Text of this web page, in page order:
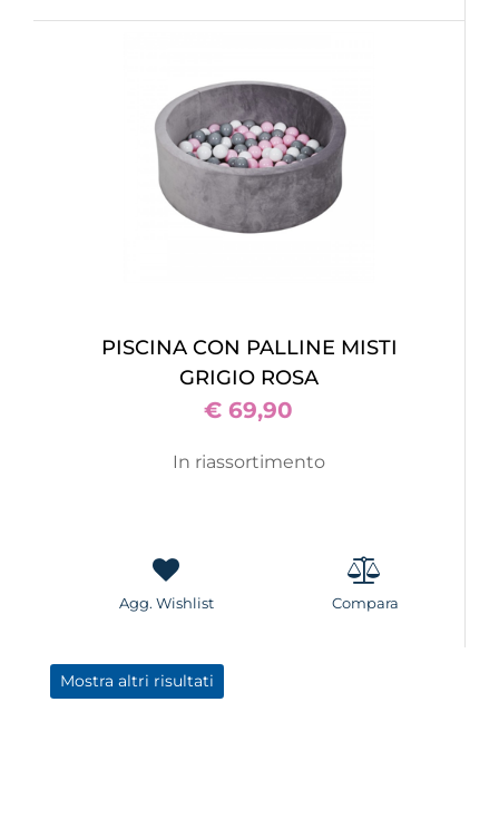
PISCINA CON PALLINE MISTI
GRIGIO ROSA
€ 69,90
In riassortimento
Agg. Wishlist Compara
Mostra altri risultati